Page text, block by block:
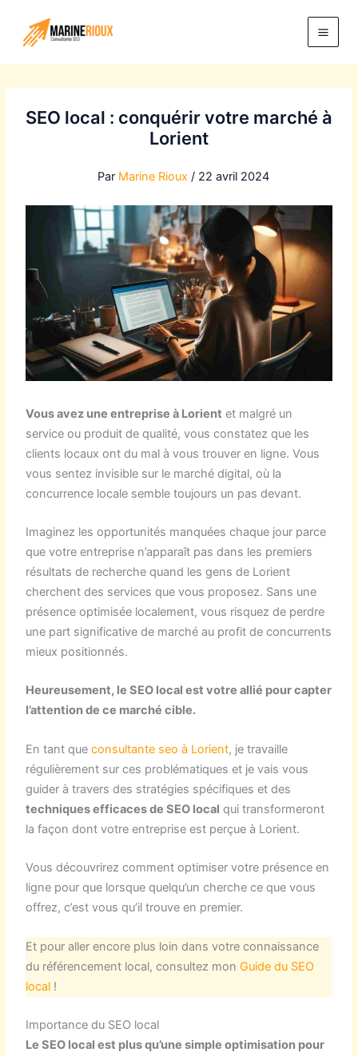
contenu
SEO local : conquérir votre marché à
Lorient
Par Marine Rioux / 22 avril 2024
Vous avez une entreprise à Lorient et malgré un
service ou produit de qualité, vous constatez que les
clients locaux ont du mal à vous trouver en ligne. Vous
vous sentez invisible sur le marché digital, où la
concurrence locale semble toujours un pas devant.
Imaginez les opportunités manquées chaque jour parce
que votre entreprise n’apparaît pas dans les premiers
résultats de recherche quand les gens de Lorient
cherchent des services que vous proposez. Sans une
présence optimisée localement, vous risquez de perdre
une part significative de marché au profit de concurrents
mieux positionnés.
Heureusement, le SEO local est votre allié pour capter
l’attention de ce marché cible.
En tant que consultante seo à Lorient, je travaille
régulièrement sur ces problématiques et je vais vous
guider à travers des stratégies spécifiques et des
techniques efficaces de SEO local qui transformeront
la façon dont votre entreprise est perçue à Lorient.
Vous découvrirez comment optimiser votre présence en
ligne pour que lorsque quelqu’un cherche ce que vous
offrez, c’est vous qu’il trouve en premier.
Et pour aller encore plus loin dans votre connaissance
du référencement local, consultez mon Guide du SEO
local!
Importance du SEO local
Le SEO local est plus qu’une simple optimisation pour